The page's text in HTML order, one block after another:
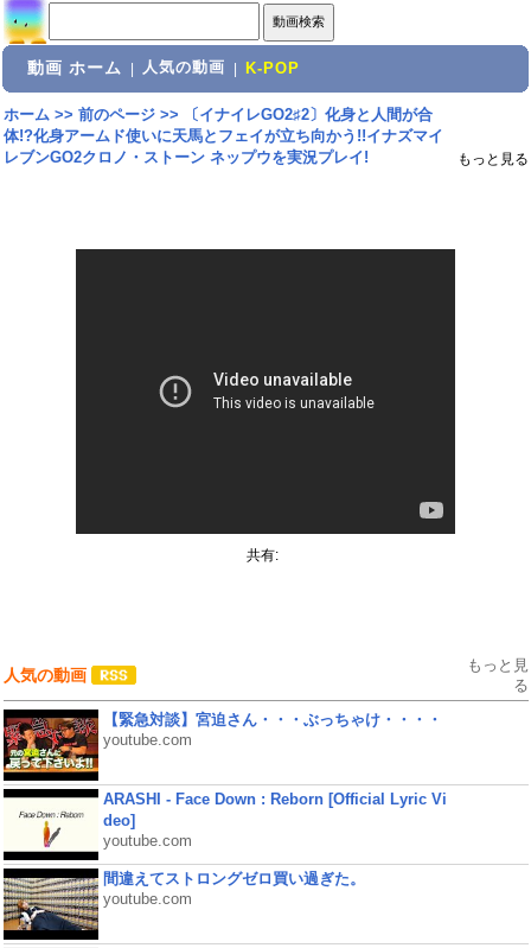
動画 ホーム 人気の動画 K-POP
ホーム>> 前のページ>>
〔イナイレGO2♯2〕化身と人間が合
体!?化身アームド使いに天馬とフェイが立ち向かう!!イナズマイ
レブンGO2クロノ・ストーン ネップウを実況プレイ!
もっと見る
共有:
人気の動画
もっと見
る
【緊急対談】宮迫さん・・・ぶっちゃけ・・・・
youtube.com
ARASHI - Face Down : Reborn [Official Lyric Vi
deo]
youtube.com
間違えてストロングゼロ買い過ぎた。
youtube.com